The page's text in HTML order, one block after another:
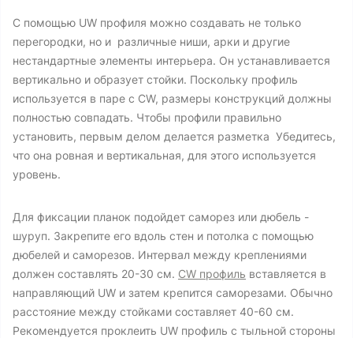
С помощью UW профиля можно создавать не только
перегородки, но и различные ниши, арки и другие
нестандартные элементы интерьера. Он устанавливается
вертикально и образует стойки. Поскольку профиль
используется в паре с CW, размеры конструкций должны
полностью совпадать. Чтобы профили правильно
установить, первым делом делается разметка Убедитесь,
что она ровная и вертикальная, для этого используется
уровень.
Для фиксации планок подойдет саморез или дюбель -
шуруп. Закрепите его вдоль стен и потолка с помощью
дюбелей и саморезов. Интервал между креплениями
должен составлять 20-30 см. CW профиль вставляется в
направляющий UW и затем крепится саморезами. Обычно
расстояние между стойками составляет 40-60 см.
Рекомендуется проклеить UW профиль с тыльной стороны